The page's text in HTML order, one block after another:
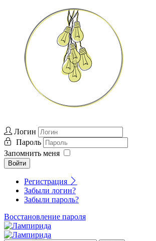
Логин
Пароль
Запомнить меня
Войти
Регистрация
Забыли логин?
Забыли пароль?
Восстановление пароля